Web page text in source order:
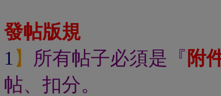
發帖版規
1 】 所有帖子必須是『 附
帖、扣分。